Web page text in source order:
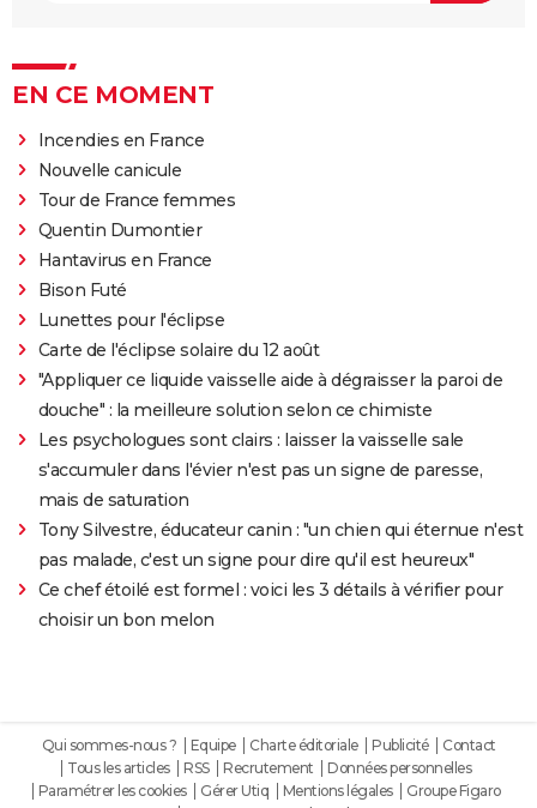
EN CE MOMENT
Incendies en France
Nouvelle canicule
Tour de France femmes
Quentin Dumontier
Hantavirus en France
Bison Futé
Lunettes pour l'éclipse
Carte de l'éclipse solaire du 12 août
"Appliquer ce liquide vaisselle aide à dégraisser la paroi de
douche" : la meilleure solution selon ce chimiste
Les psychologues sont clairs : laisser la vaisselle sale
s'accumuler dans l'évier n'est pas un signe de paresse,
mais de saturation
Tony Silvestre, éducateur canin : "un chien qui éternue n'est
pas malade, c'est un signe pour dire qu'il est heureux"
Ce chef étoilé est formel : voici les 3 détails à vérifier pour
choisir un bon melon
Qui sommes-nous ? Equipe Charte éditoriale Publicité
Contact
Tous les articles
RSS Recrutement
Données personnelles
Paramétrer les cookies
Gérer Utiq Mentions légales
Groupe Figaro